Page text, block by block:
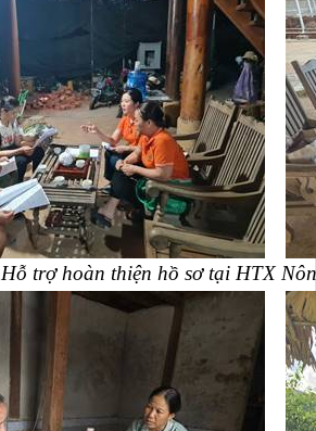
Hỗ trợ hoàn thiện hồ sơ tại HTX